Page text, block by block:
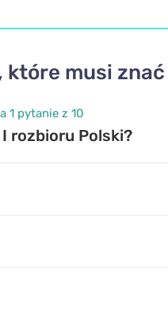
musi
1 pytanie z 10
I rozbioru Polski?